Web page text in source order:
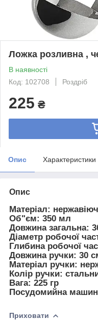
Ложка розливна ,
В наявності
Код: 102708
Роздріб
225 ₴
Опис Характеристики
Опис
Матеріал:
Об"єм: 350 мл
Довжина загальна:
Діаметр робочої
Глибина робочої
Довжина ручки: 30
Матеріал ручки:
Колір ручки:
Вага: 225 гр
Посудомийна
Приховати